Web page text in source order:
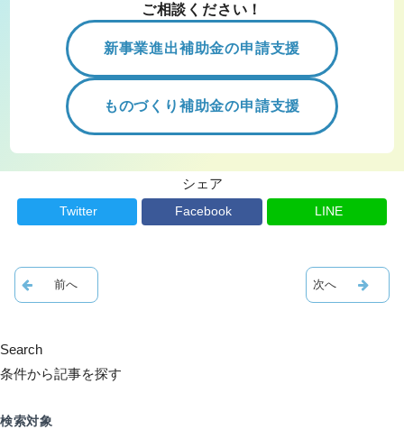
ご相談ください！
新事業進出補助金の申請支援
ものづくり補助金の申請支援
シェア
Twitter Facebook LINE
Search
条件から記事を探す
検索対象